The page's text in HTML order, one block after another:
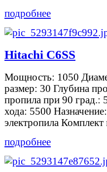
подробнее
Hitachi C6SS
Мощность: 1050
размер: 30 Глубина
пропила при 90 град.:
хода: 5500
электропила
подробнее